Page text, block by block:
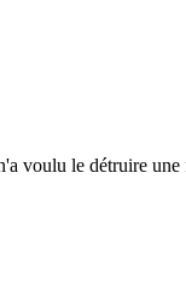
voulu le détruire